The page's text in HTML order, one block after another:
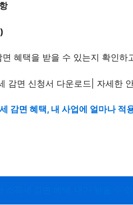
혜택을 받을 수 있는지 확인
감면 혜택, 내 사업에 얼마나 적